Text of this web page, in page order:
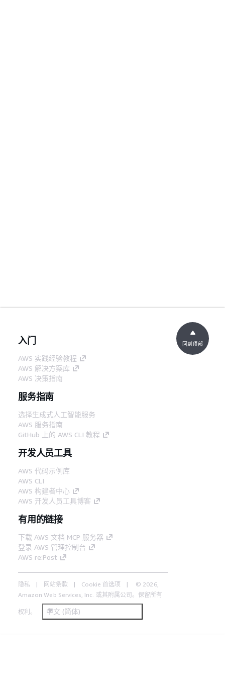
入门
AWS 实践经验教程
AWS 解决方案库
AWS 决策指南
服务指南
选择生成式人工智能服务
AWS 服务指南
GitHub 上的 AWS CLI 教程
开发人员工具
AWS 代码示例库
AWS CLI
AWS 构建者中心
AWS 开发人员工具博客
有用的链接
下载 AWS 文档 MCP 服务器
登录 AWS 管理控制台
AWS re:Post
隐私 网站条款 Cookie 首选项
© 2026,
Amazon Web Services, Inc. 或其附属公司。保留所有
权利。 中文 (简体)
回到顶部